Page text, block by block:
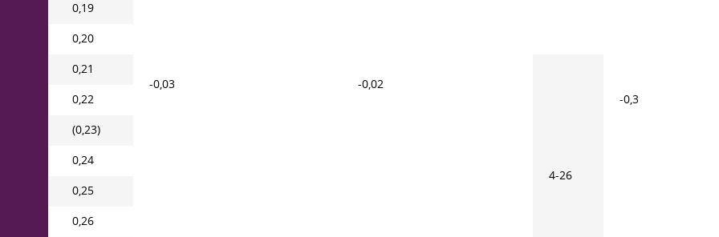
-0,03 -0,02
-0,3
0,19
0,20
0,21
4-26
0,22
(0,23)
0,24
0,25
0,26